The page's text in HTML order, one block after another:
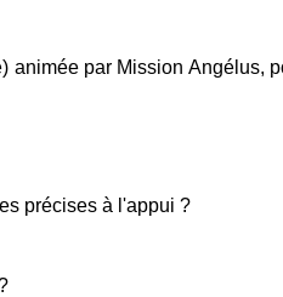
animée par Mission Angélus,
précises à l'appui ?